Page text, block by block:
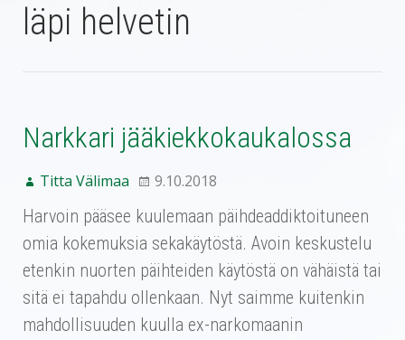
läpi helvetin
Narkkari jääkiekkokaukalossa
Titta Välimaa 9.10.2018
Harvoin pääsee kuulemaan päihdeaddiktoituneen
omia kokemuksia sekakäytöstä. Avoin keskustelu
etenkin nuorten päihteiden käytöstä on vähäistä tai
sitä ei tapahdu ollenkaan. Nyt saimme kuitenkin
mahdollisuuden kuulla ex-narkomaanin